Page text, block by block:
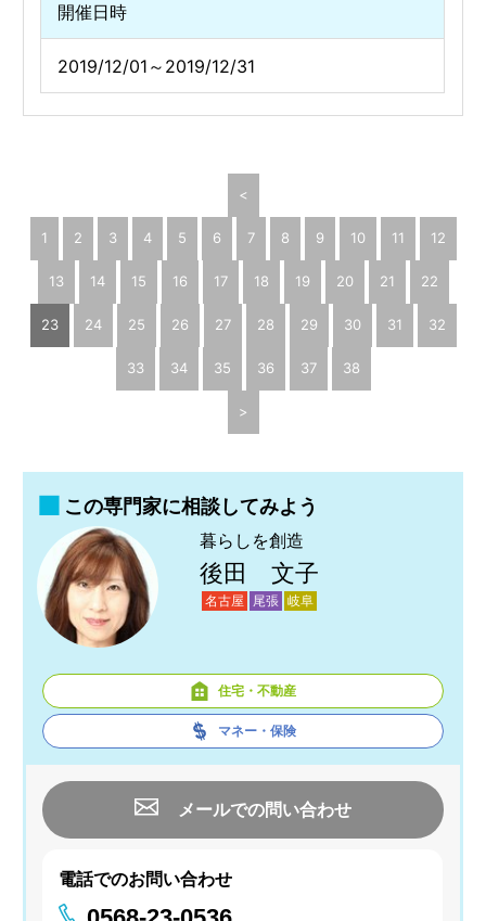
開催日時
2019/12/01～2019/12/31
<
1 2 3 4 5 6 7 8 9 10 11 12
13 14 15 16 17 18 19 20 21 22
23 24 25 26 27 28 29 30 31 32
33 34 35 36 37 38
>
この専門家に相談してみよう
暮らしを創造
後田 文子
名古屋 尾張 岐阜
住宅・不動産
マネー・保険
メールでの問い合わせ
電話でのお問い合わせ